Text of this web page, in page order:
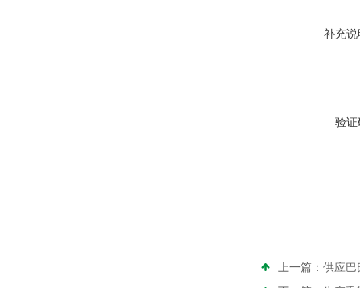
补充说
验证
上一篇： 供应巴